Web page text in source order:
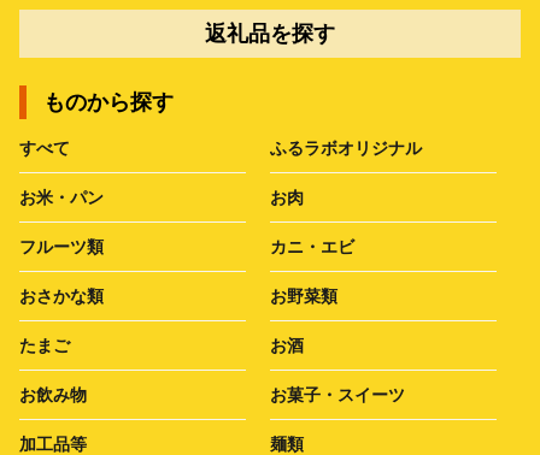
返礼品を探す
ものから探す
すべて ふるラボオリジナル
お米・パン お肉
フルーツ類 カニ・エビ
おさかな類 お野菜類
たまご お酒
お飲み物 お菓子・スイーツ
加工品等 麺類